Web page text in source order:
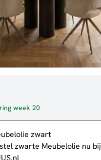
week 20
zwart
zwarte Meubelolie nu bij